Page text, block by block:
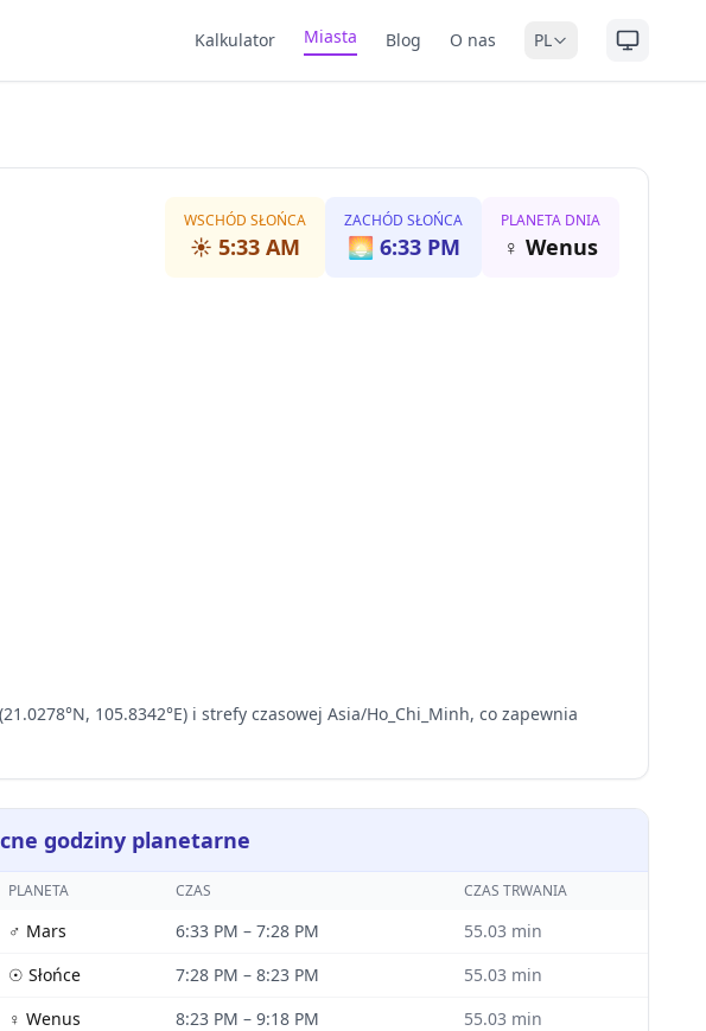
Kalkulator Miasta Blog O nas PL
WSCHÓD SŁOŃCA
☀️ 5:33 AM
ZACHÓD SŁOŃCA
🌅 6:33 PM
PLANETA DNIA
♀ Wenus
105.8342°E) i strefy czasowej Asia/Ho_Chi_Minh, co zapewnia
godziny planetarne
PLANETA CZAS CZAS TRWANIA
♂ Mars 6:33 PM – 7:28 PM 55.03 min
☉ Słońce 7:28 PM – 8:23 PM 55.03 min
♀ Wenus 8:23 PM – 9:18 PM 55.03 min